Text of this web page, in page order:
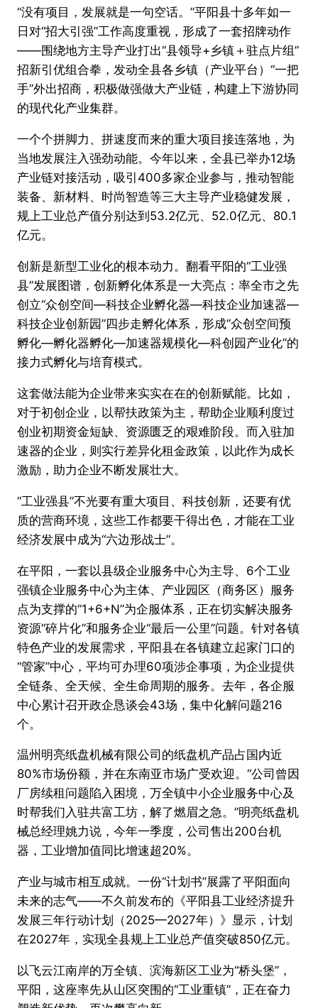
“没有项目，发展就是一句空话。”平阳县十多年如一
日对“招大引强”工作高度重视，形成了一套招牌动作
——围绕地方主导产业打出“县领导+乡镇＋驻点片组”
招新引优组合拳，发动全县各乡镇（产业平台）“一把
手”外出招商，积极做强做大产业链，构建上下游协同
的现代化产业集群。
一个个拼脚力、拼速度而来的重大项目接连落地，为
当地发展注入强劲动能。今年以来，全县已举办12场
产业链对接活动，吸引400多家企业参与，推动智能
装备、新材料、时尚智造等三大主导产业稳健发展，
规上工业总产值分别达到53.2亿元、52.0亿元、80.1
亿元。
创新是新型工业化的根本动力。翻看平阳的“工业强
县”发展图谱，创新孵化体系是一大亮点：率全市之先
创立“众创空间—科技企业孵化器—科技企业加速器—
科技企业创新园”四步走孵化体系，形成“众创空间预
孵化—孵化器孵化—加速器规模化—科创园产业化”的
接力式孵化与培育模式。
这套做法能为企业带来实实在在的创新赋能。比如，
对于初创企业，以帮扶政策为主，帮助企业顺利度过
创业初期资金短缺、资源匮乏的艰难阶段。而入驻加
速器的企业，则实行差异化租金政策，以此作为成长
激励，助力企业不断发展壮大。
“工业强县”不光要有重大项目、科技创新，还要有优
质的营商环境，这些工作都要干得出色，才能在工业
经济发展中成为“六边形战士”。
在平阳，一套以县级企业服务中心为主导、6个工业
强镇企业服务中心为主体、产业园区（商务区）服务
点为支撑的“1+6+N”为企服体系，正在切实解决服务
资源“碎片化”和服务企业“最后一公里”问题。针对各镇
特色产业的发展需求，平阳县在各镇建立起家门口的
“管家”中心，平均可办理60项涉企事项，为企业提供
全链条、全天候、全生命周期的服务。去年，各企服
中心累计召开政企恳谈会43场，集中化解问题216
个。
温州明亮纸盘机械有限公司的纸盘机产品占国内近
80%市场份额，并在东南亚市场广受欢迎。“公司曾因
厂房续租问题陷入困境，万全镇中小企业服务中心及
时帮我们入驻共富工坊，解了燃眉之急。”明亮纸盘机
械总经理姚力说，今年一季度，公司售出200台机
器，工业增加值同比增速超20%。
产业与城市相互成就。一份“计划书”展露了平阳面向
未来的志气——不久前发布的《平阳县工业经济提升
发展三年行动计划（2025—2027年）》显示，计划
在2027年，实现全县规上工业总产值突破850亿元。
以飞云江南岸的万全镇、滨海新区工业为“桥头堡”，
平阳，这座率先从山区突围的“工业重镇”，正在奋力